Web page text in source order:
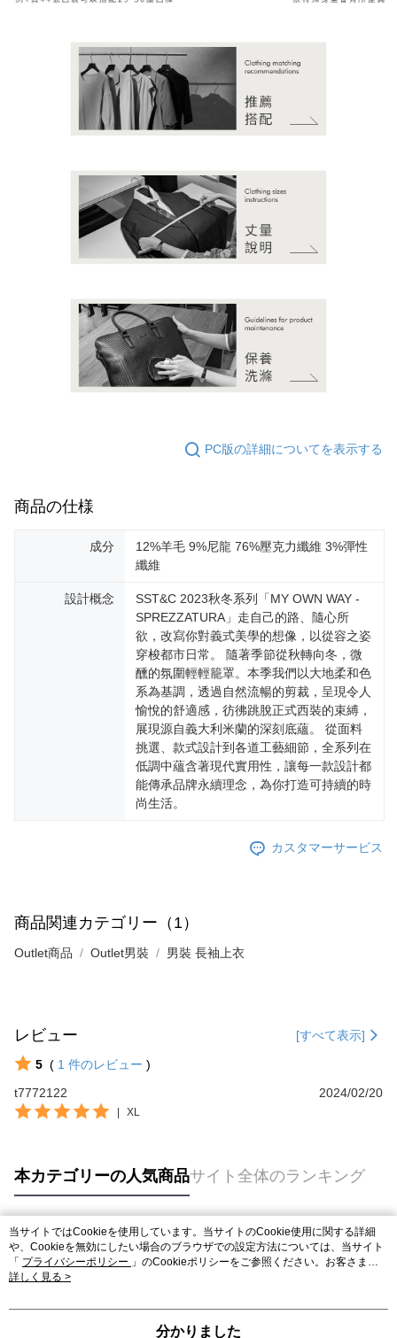
PC版の詳細についてを表示する
商品の仕様
成分
12%羊毛 9%尼龍 76%壓克力纖維 3%彈性
纖維
設計概念
SST&C 2023秋冬系列「MY OWN WAY -
SPREZZATURA」走自己的路、隨心所
欲，改寫你對義式美學的想像，以從容之姿
穿梭都市日常。 隨著季節從秋轉向冬，微
醺的氛圍輕輕籠罩。本季我們以大地柔和色
系為基調，透過自然流暢的剪裁，呈現令人
愉悅的舒適感，彷彿跳脫正式西裝的束縛，
展現源自義大利米蘭的深刻底蘊。 從面料
挑選、款式設計到各道工藝細節，全系列在
低調中蘊含著現代實用性，讓每一款設計都
能傳承品牌永續理念，為你打造可持續的時
尚生活。
カスタマーサービス
商品関連カテゴリー（1）
Outlet商品 Outlet男裝 男裝 長袖上衣
レビュー [すべて表示]
5 ( 1 件のレビュー )
t7772122
2024/02/20
| XL
本カテゴリーの人気商品サイト全体のランキング
人気タグ
当サイトではCookieを使用しています。当サイトのCookie使用に関する詳細
や、Cookieを無効にしたい場合のブラウザでの設定方法については、当サイト
「 プライバシーポリシー 」のCookieポリシーをご参照ください。お客さま
が、当サイトを引き続き使用される場合、当社がサイト利用規約のCookieポリ
詳しく見る >
分かりました